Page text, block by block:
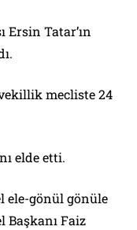
Ersin Tatar’ın
mecliste 24
elde etti.
ele-gönül gönüle
Başkanı Faiz